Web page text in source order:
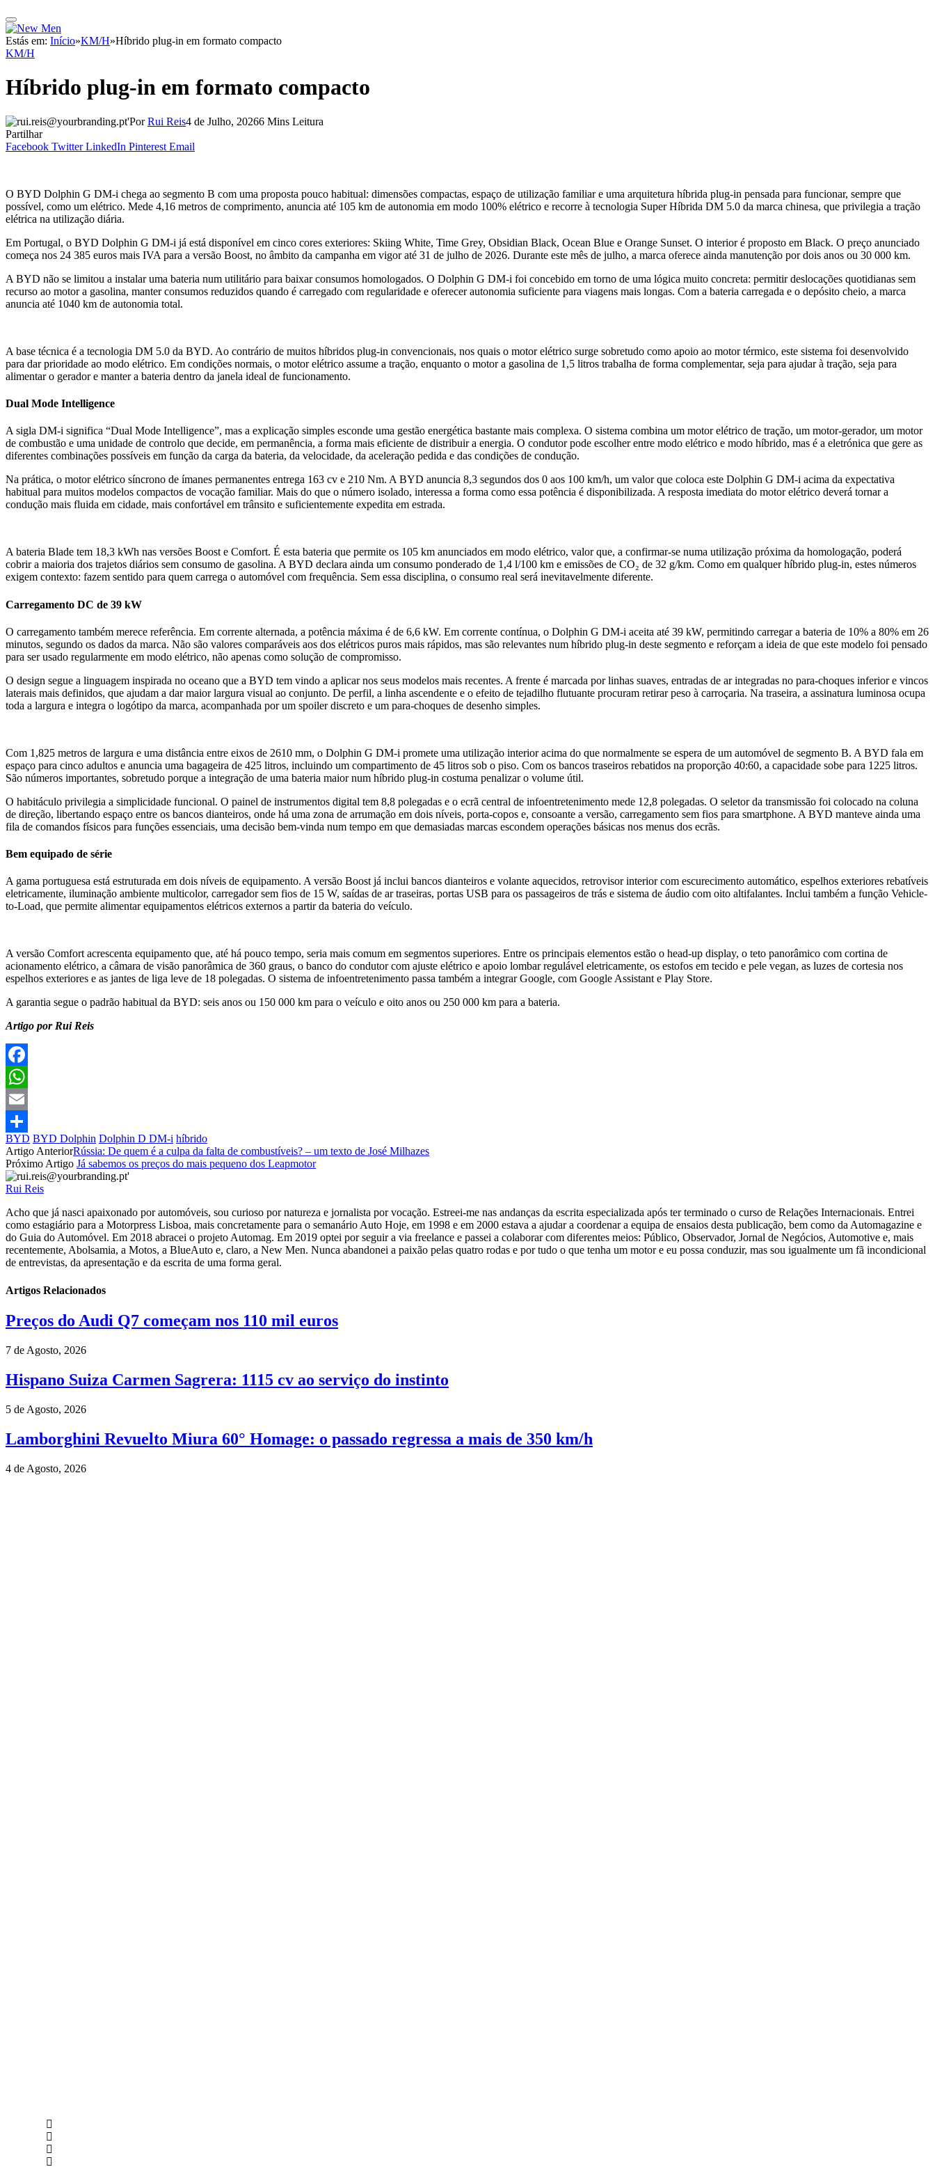
Estás em: Início»KM/H»Híbrido plug-in em formato compacto
KM/H
Híbrido plug-in em formato compacto
Por Rui Reis4 de Julho, 20266 Mins Leitura
Partilhar
Facebook Twitter LinkedIn Pinterest Email
O BYD Dolphin G DM-i chega ao segmento B com uma proposta pouco habitual: dimensões compactas, espaço de utilização familiar e uma arquitetura híbrida plug-in pensada para funcionar, sempre que
possível, como um elétrico. Mede 4,16 metros de comprimento, anuncia até 105 km de autonomia em modo 100% elétrico e recorre à tecnologia Super Híbrida DM 5.0 da marca chinesa, que privilegia a tração
elétrica na utilização diária.
Em Portugal, o BYD Dolphin G DM-i já está disponível em cinco cores exteriores: Skiing White, Time Grey, Obsidian Black, Ocean Blue e Orange Sunset. O interior é proposto em Black. O preço anunciado
começa nos 24 385 euros mais IVA para a versão Boost, no âmbito da campanha em vigor até 31 de julho de 2026. Durante este mês de julho, a marca oferece ainda manutenção por dois anos ou 30 000 km.
A BYD não se limitou a instalar uma bateria num utilitário para baixar consumos homologados. O Dolphin G DM-i foi concebido em torno de uma lógica muito concreta: permitir deslocações quotidianas sem
recurso ao motor a gasolina, manter consumos reduzidos quando é carregado com regularidade e oferecer autonomia suficiente para viagens mais longas. Com a bateria carregada e o depósito cheio, a marca
anuncia até 1040 km de autonomia total.
A base técnica é a tecnologia DM 5.0 da BYD. Ao contrário de muitos híbridos plug-in convencionais, nos quais o motor elétrico surge sobretudo como apoio ao motor térmico, este sistema foi desenvolvido
para dar prioridade ao modo elétrico. Em condições normais, o motor elétrico assume a tração, enquanto o motor a gasolina de 1,5 litros trabalha de forma complementar, seja para ajudar à tração, seja para
alimentar o gerador e manter a bateria dentro da janela ideal de funcionamento.
Dual Mode Intelligence
A sigla DM-i significa “Dual Mode Intelligence”, mas a explicação simples esconde uma gestão energética bastante mais complexa. O sistema combina um motor elétrico de tração, um motor-gerador, um motor
de combustão e uma unidade de controlo que decide, em permanência, a forma mais eficiente de distribuir a energia. O condutor pode escolher entre modo elétrico e modo híbrido, mas é a eletrónica que gere as
diferentes combinações possíveis em função da carga da bateria, da velocidade, da aceleração pedida e das condições de condução.
Na prática, o motor elétrico síncrono de ímanes permanentes entrega 163 cv e 210 Nm. A BYD anuncia 8,3 segundos dos 0 aos 100 km/h, um valor que coloca este Dolphin G DM-i acima da expectativa
habitual para muitos modelos compactos de vocação familiar. Mais do que o número isolado, interessa a forma como essa potência é disponibilizada. A resposta imediata do motor elétrico deverá tornar a
condução mais fluida em cidade, mais confortável em trânsito e suficientemente expedita em estrada.
A bateria Blade tem 18,3 kWh nas versões Boost e Comfort. É esta bateria que permite os 105 km anunciados em modo elétrico, valor que, a confirmar-se numa utilização próxima da homologação, poderá
cobrir a maioria dos trajetos diários sem consumo de gasolina. A BYD declara ainda um consumo ponderado de 1,4 l/100 km e emissões de CO₂ de 32 g/km. Como em qualquer híbrido plug-in, estes números
exigem contexto: fazem sentido para quem carrega o automóvel com frequência. Sem essa disciplina, o consumo real será inevitavelmente diferente.
Carregamento DC de 39 kW
O carregamento também merece referência. Em corrente alternada, a potência máxima é de 6,6 kW. Em corrente contínua, o Dolphin G DM-i aceita até 39 kW, permitindo carregar a bateria de 10% a 80% em 26
minutos, segundo os dados da marca. Não são valores comparáveis aos dos elétricos puros mais rápidos, mas são relevantes num híbrido plug-in deste segmento e reforçam a ideia de que este modelo foi pensado
para ser usado regularmente em modo elétrico, não apenas como solução de compromisso.
O design segue a linguagem inspirada no oceano que a BYD tem vindo a aplicar nos seus modelos mais recentes. A frente é marcada por linhas suaves, entradas de ar integradas no para-choques inferior e vincos
laterais mais definidos, que ajudam a dar maior largura visual ao conjunto. De perfil, a linha ascendente e o efeito de tejadilho flutuante procuram retirar peso à carroçaria. Na traseira, a assinatura luminosa ocupa
toda a largura e integra o logótipo da marca, acompanhada por um spoiler discreto e um para-choques de desenho simples.
Com 1,825 metros de largura e uma distância entre eixos de 2610 mm, o Dolphin G DM-i promete uma utilização interior acima do que normalmente se espera de um automóvel de segmento B. A BYD fala em
espaço para cinco adultos e anuncia uma bagageira de 425 litros, incluindo um compartimento de 45 litros sob o piso. Com os bancos traseiros rebatidos na proporção 40:60, a capacidade sobe para 1225 litros.
São números importantes, sobretudo porque a integração de uma bateria maior num híbrido plug-in costuma penalizar o volume útil.
O habitáculo privilegia a simplicidade funcional. O painel de instrumentos digital tem 8,8 polegadas e o ecrã central de infoentretenimento mede 12,8 polegadas. O seletor da transmissão foi colocado na coluna
de direção, libertando espaço entre os bancos dianteiros, onde há uma zona de arrumação em dois níveis, porta-copos e, consoante a versão, carregamento sem fios para smartphone. A BYD manteve ainda uma
fila de comandos físicos para funções essenciais, uma decisão bem-vinda num tempo em que demasiadas marcas escondem operações básicas nos menus dos ecrãs.
Bem equipado de série
A gama portuguesa está estruturada em dois níveis de equipamento. A versão Boost já inclui bancos dianteiros e volante aquecidos, retrovisor interior com escurecimento automático, espelhos exteriores rebatíveis
eletricamente, iluminação ambiente multicolor, carregador sem fios de 15 W, saídas de ar traseiras, portas USB para os passageiros de trás e sistema de áudio com oito altifalantes. Inclui também a função Vehicle-
to-Load, que permite alimentar equipamentos elétricos externos a partir da bateria do veículo.
A versão Comfort acrescenta equipamento que, até há pouco tempo, seria mais comum em segmentos superiores. Entre os principais elementos estão o head-up display, o teto panorâmico com cortina de
acionamento elétrico, a câmara de visão panorâmica de 360 graus, o banco do condutor com ajuste elétrico e apoio lombar regulável eletricamente, os estofos em tecido e pele vegan, as luzes de cortesia nos
espelhos exteriores e as jantes de liga leve de 18 polegadas. O sistema de infoentretenimento passa também a integrar Google, com Google Assistant e Play Store.
A garantia segue o padrão habitual da BYD: seis anos ou 150 000 km para o veículo e oito anos ou 250 000 km para a bateria.
Artigo por Rui Reis
Facebook
WhatsApp
Email
Partilhar
BYD BYD Dolphin Dolphin D DM-i híbrido
Artigo AnteriorRússia: De quem é a culpa da falta de combustíveis? – um texto de José Milhazes
Próximo Artigo Já sabemos os preços do mais pequeno dos Leapmotor
Rui Reis
Acho que já nasci apaixonado por automóveis, sou curioso por natureza e jornalista por vocação. Estreei-me nas andanças da escrita especializada após ter terminado o curso de Relações Internacionais. Entrei
como estagiário para a Motorpress Lisboa, mais concretamente para o semanário Auto Hoje, em 1998 e em 2000 estava a ajudar a coordenar a equipa de ensaios desta publicação, bem como da Automagazine e
do Guia do Automóvel. Em 2018 abracei o projeto Automag. Em 2019 optei por seguir a via freelance e passei a colaborar com diferentes meios: Público, Observador, Jornal de Negócios, Automotive e, mais
recentemente, Abolsamia, a Motos, a BlueAuto e, claro, a New Men. Nunca abandonei a paixão pelas quatro rodas e por tudo o que tenha um motor e eu possa conduzir, mas sou igualmente um fã incondicional
de entrevistas, da apresentação e da escrita de uma forma geral.
Artigos Relacionados
Preços do Audi Q7 começam nos 110 mil euros
7 de Agosto, 2026
Hispano Suiza Carmen Sagrera: 1115 cv ao serviço do instinto
5 de Agosto, 2026
Lamborghini Revuelto Miura 60° Homage: o passado regressa a mais de 350 km/h
4 de Agosto, 2026